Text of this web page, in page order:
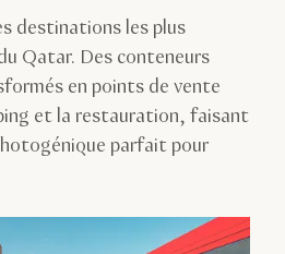
destinations les plus
Qatar. Des conteneurs
en points de vente
et la restauration, faisant
parfait pour